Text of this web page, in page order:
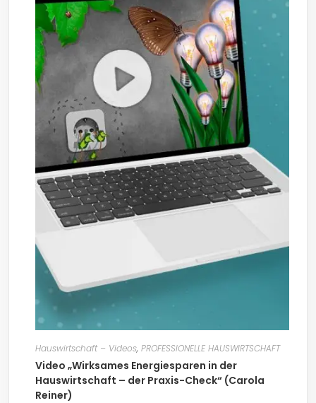
Hauswirtschaft – Videos, PROFESSIONELLE HAUSWIRTSCHAFT
Video „Wirksames Energiesparen in der
Hauswirtschaft – der Praxis-Check“ (Carola
Reiner)